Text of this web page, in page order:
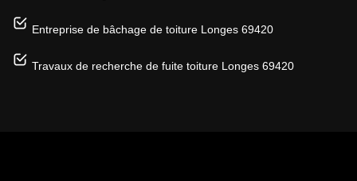
Entreprise de bâchage de toiture Longes 69420
Travaux de recherche de fuite toiture Longes 69420